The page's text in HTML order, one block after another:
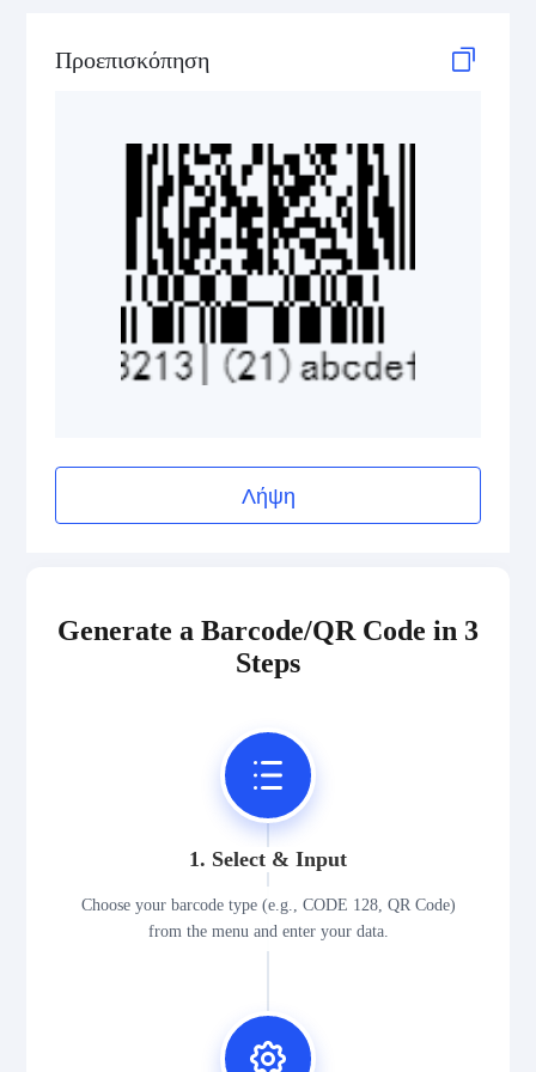
GS1 DataBar Stacked Omnidirectional
GS1 DataBar Truncated
GS1 DataBar Truncated Composite
Medical Device Codes
2D Codes
Προεπισκόπηση
Λήψη
Generate a Barcode/QR Code in 3
Steps
1. Select & Input
Choose your barcode type (e.g., CODE 128, QR Code)
from the menu and enter your data.